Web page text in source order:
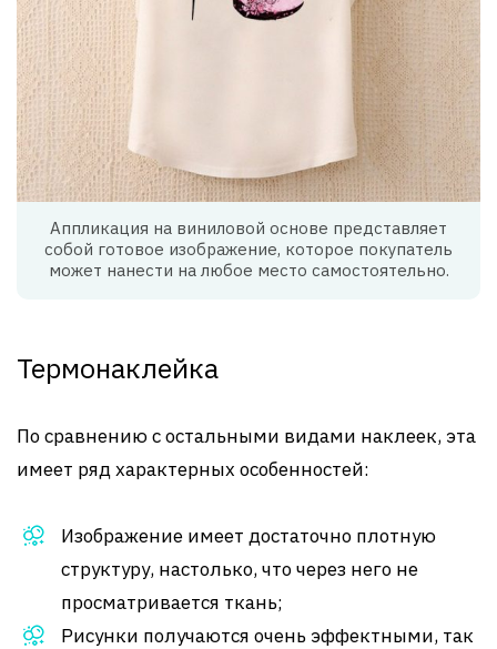
Аппликация на виниловой основе представляет
собой готовое изображение, которое покупатель
может нанести на любое место самостоятельно.
Термонаклейка
По сравнению с остальными видами наклеек, эта
имеет ряд характерных особенностей:
Изображение имеет достаточно плотную
структуру, настолько, что через него не
просматривается ткань;
Рисунки получаются очень эффектными, так